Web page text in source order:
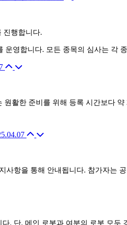
진행합니다.
영합니다. 모든 종목의 심사는 각
활한 준비를 위해 등록 시간보다
항을 통해 안내됩니다. 참가자는
. 단, 메인 로봇과 여분의 로봇 모두